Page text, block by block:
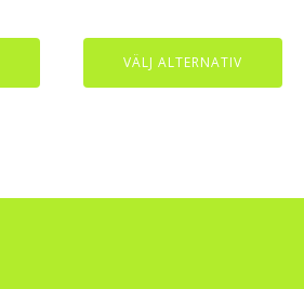
VÄLJ ALTERNATIV
page